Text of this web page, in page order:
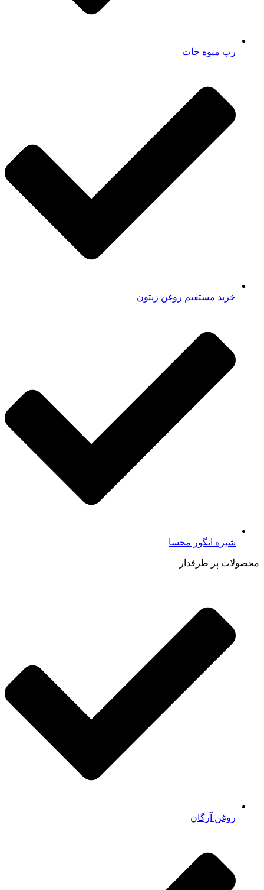
رب میوه جات
خرید مستقیم روغن زیتون
شیره انگور محسا
محصولات پر طرفدار
روغن آرگان